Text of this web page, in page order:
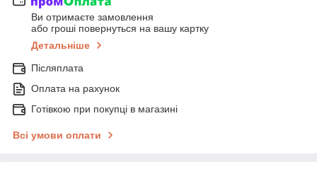
Ви отримаєте замовлення
або гроші повернуться на вашу картку
Детальніше
Післяплата
Оплата на рахунок
Готівкою при покупці в магазині
Всі умови оплати